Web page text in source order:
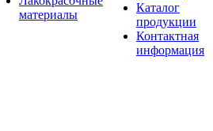
материалы
Каталог
продукции
Контактная
информация